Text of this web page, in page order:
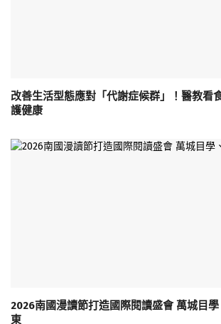
改善生活型態應對「代謝症候群」！醫教看
護健康
2026南國漫讀節打造國際閱讀盛會 萬城目
東